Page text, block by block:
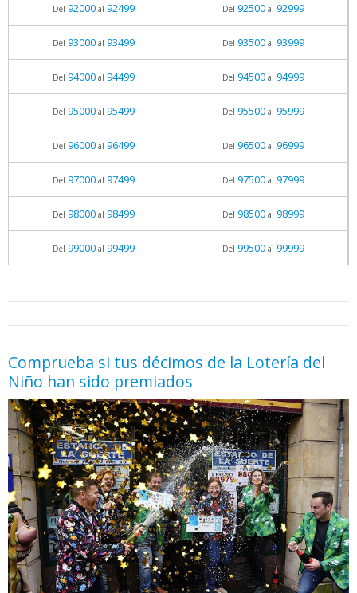
Del 92000al 92499 Del 92500al 92999
Del 93000al 93499 Del 93500al 93999
Del 94000al 94499 Del 94500al 94999
Del 95000al 95499 Del 95500al 95999
Del 96000al 96499 Del 96500al 96999
Del 97000al 97499 Del 97500al 97999
Del 98000al 98499 Del 98500al 98999
Del 99000al 99499 Del 99500al 99999
Comprueba si tus décimos de la Lotería del
Niño han sido premiados